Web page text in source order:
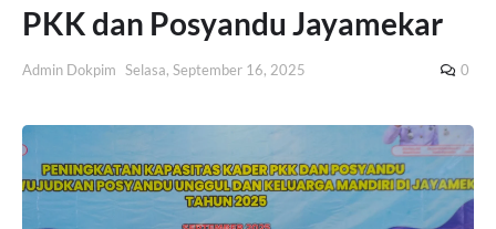
PKK dan Posyandu Jayamekar
Admin Dokpim Selasa, September 16, 2025 0